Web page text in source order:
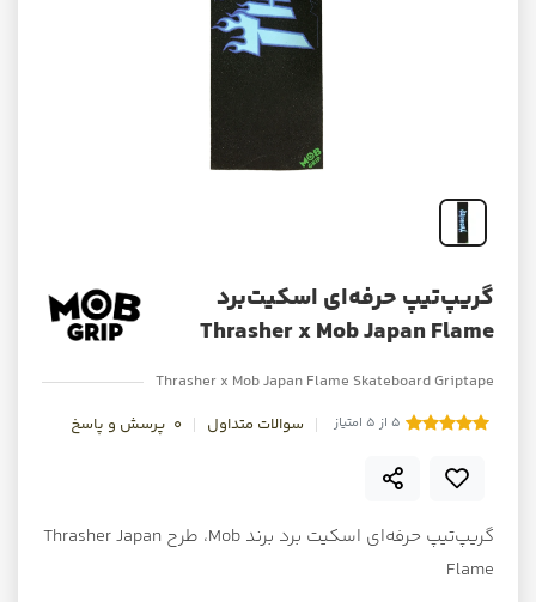
گریپ‌تیپ حرفه‌ای اسکیت‌برد
Thrasher x Mob Japan Flame
Thrasher x Mob Japan Flame Skateboard Griptape
5 از 5 امتیاز سوالات متداول 0 پرسش و پاسخ
گریپ‌تیپ حرفه‌ای اسکیت برد برند Mob، طرح Thrasher Japan
Flame